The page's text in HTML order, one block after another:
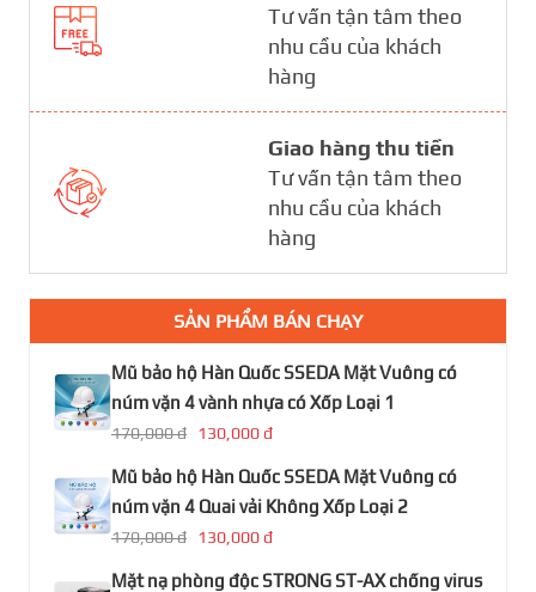
Tư vấn tận tâm theo
nhu cầu của khách
hàng
Giao hàng thu tiền
Tư vấn tận tâm theo
nhu cầu của khách
hàng
SẢN PHẨM BÁN CHẠY
Mũ bảo hộ Hàn Quốc SSEDA Mặt Vuông có
núm vặn 4 vành nhựa có Xốp Loại 1
170,000 đ 130,000 đ
Mũ bảo hộ Hàn Quốc SSEDA Mặt Vuông có
núm vặn 4 Quai vải Không Xốp Loại 2
170,000 đ 130,000 đ
Mặt nạ phòng độc STRONG ST-AX chống virus